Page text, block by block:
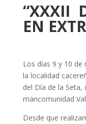
“XXXII
EN
Los días 9 y 10 de
la localidad
del Día de la
mancomunidad
Desde que